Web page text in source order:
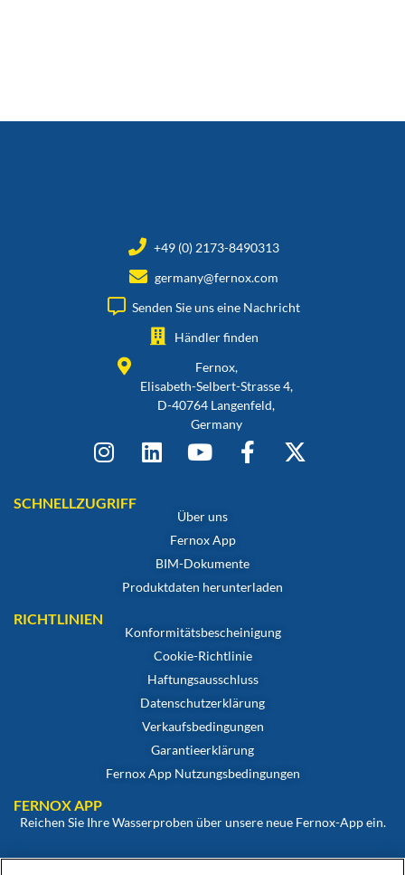
+49 (0) 2173-8490313
germany@fernox.com
Senden Sie uns eine Nachricht
Händler finden
Fernox,
Elisabeth-Selbert-Strasse 4,
D-40764 Langenfeld,
Germany
SCHNELLZUGRIFF
Über uns
Fernox App
BIM-Dokumente
Produktdaten herunterladen
RICHTLINIEN
Konformitätsbescheinigung
Cookie-Richtlinie
Haftungsausschluss
Datenschutzerklärung
Verkaufsbedingungen
Garantieerklärung
Fernox App Nutzungsbedingungen
FERNOX APP
Reichen Sie Ihre Wasserproben über unsere neue Fernox-App ein.